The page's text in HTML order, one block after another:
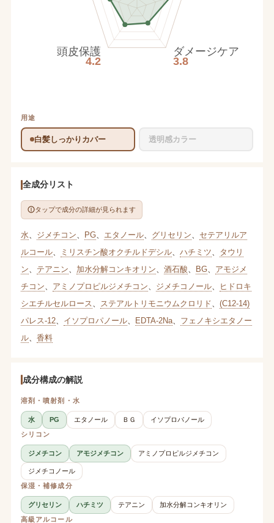
ダメージケア
3.8
頭皮保護
4.2
用途
白髪しっかりカバー 透明感カラー
全成分リスト
タップで成分の詳細が見られます
水 ジメチコン PG、 エタノール、 グリセリン
セテアリルア
ルコール、 ミリスチン酸オクチルドデシル、 ハチミツ
タウリ
ン
テアニン 加水分解コンキオリン 酒石酸 BG、 アモジメ
チコン
アミノプロピルジメチコン ジメチコノール、
ヒドロキ
シエチルセルロース
ステアルトリモニウムクロリド
(C12-14)
パレス-12、 イソプロパノール、 EDTA-2Na、 フェノキシエタノー
ル、 香料
成分構成の解説
溶剤・噴射剤・水
水 PG エタノール ＢＧ
イソプロパノール
シリコン
ジメチコン アモジメチコン アミノプロピルジメチコン
ジメチコノール
保湿・補修成分
グリセリン ハチミツ テアニン
加水分解コンキオリン
高級アルコール